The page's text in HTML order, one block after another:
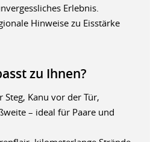
Erlebnis.
Hinweise zu Eisstärke
zu Ihnen?
Steg, Kanu vor der Tür,
– ideal für Paare und